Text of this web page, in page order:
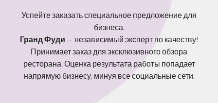
Успейте заказать специальное предложение для
бизнеса.
Гранд Фуди — независимый эксперт по качеству!
Принимает заказ для эксклюзивного обзора
ресторана. Оценка результата работы попадает
напрямую бизнесу, минуя все социальные сети.